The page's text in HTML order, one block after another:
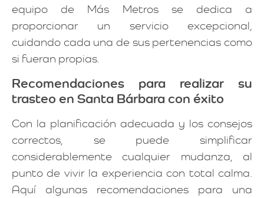
equipo de Más Metros se dedica a
proporcionar un servicio excepcional,
cuidando cada una de sus pertenencias como
si fueran propias.
Recomendaciones para realizar su
trasteo en Santa Bárbara con éxito
Con la planificación adecuada y los consejos
correctos, se puede simplificar
considerablemente cualquier mudanza, al
punto de vivir la experiencia con total calma.
Aquí algunas recomendaciones para una